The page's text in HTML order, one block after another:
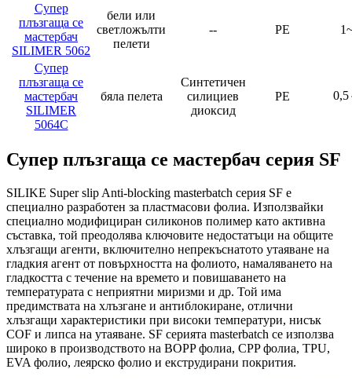
Супер
плъзгаща се
мастербач
SILIMER 5062
бели или
светложълти
пелети
-- PE
Супер
плъзгаща се
мастербач
SILIMER
5064C
бяла пелета
Синтетичен
силициев
диоксид
PE 0,5
Супер плъзгаща се мастербач серия SF
SILIKE Super slip Anti-blocking masterbatch серия SF е
специално разработен за пластмасови фолиа. Използвайки
специално модифициран силиконов полимер като активна
съставка, той преодолява ключовите недостатъци на общите
хлъзгащи агенти, включително непрекъснатото утаяване на
гладкия агент от повърхността на фолиото, намаляването на
гладкостта с течение на времето и повишаването на
температурата с неприятни миризми и др. Той има
предимствата на хлъзгане и антиблокиране, отлични
хлъзгащи характеристики при високи температури, нисък
COF и липса на утаяване. SF серията masterbatch се използва
широко в производството на BOPP фолиа, CPP фолиа, TPU,
EVA фолио, леярско фолио и екструдирани покрития.